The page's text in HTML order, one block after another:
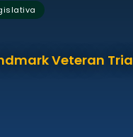
Veteran